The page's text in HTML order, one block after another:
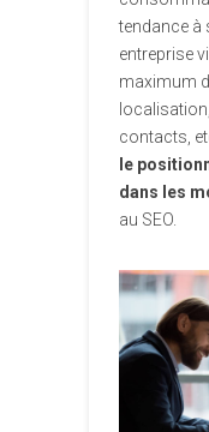
tendance à
entreprise
maximum
contacts,
le
dans les
au SEO.